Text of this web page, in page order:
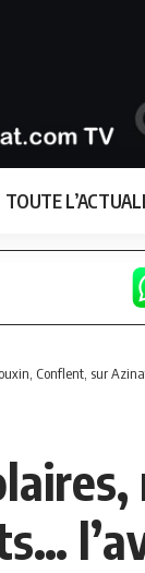
TOUTE
Conflent, sur